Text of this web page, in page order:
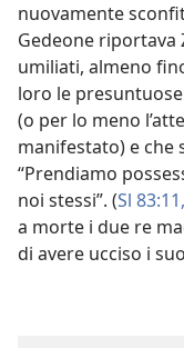
nuovamente
Gedeone riportava
umiliati, almeno
loro le
(o per lo meno
manifestato) e che
“Prendiamo
noi stessi”. (Sl
a morte i due re
di avere ucciso i